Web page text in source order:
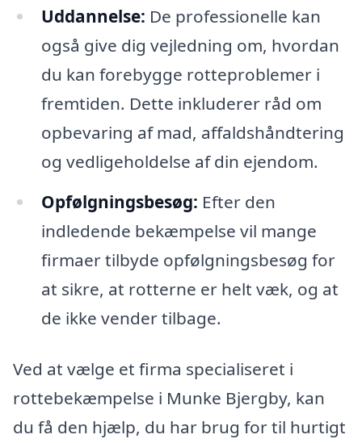
Uddannelse: De professionelle kan
også give dig vejledning om, hvordan
du kan forebygge rotteproblemer i
fremtiden. Dette inkluderer råd om
opbevaring af mad, affaldshåndtering
og vedligeholdelse af din ejendom.
Opfølgningsbesøg: Efter den
indledende bekæmpelse vil mange
firmaer tilbyde opfølgningsbesøg for
at sikre, at rotterne er helt væk, og at
de ikke vender tilbage.
Ved at vælge et firma specialiseret i
rottebekæmpelse i Munke Bjergby, kan
du få den hjælp, du har brug for til hurtigt